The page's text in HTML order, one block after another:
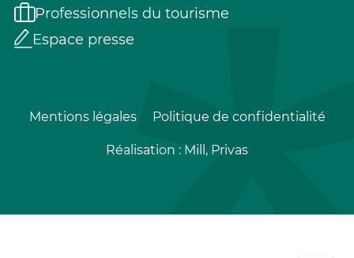
Professionnels du tourisme
Espace presse
Mentions légales Politique de confidentialité
Réalisation : Mill, Privas